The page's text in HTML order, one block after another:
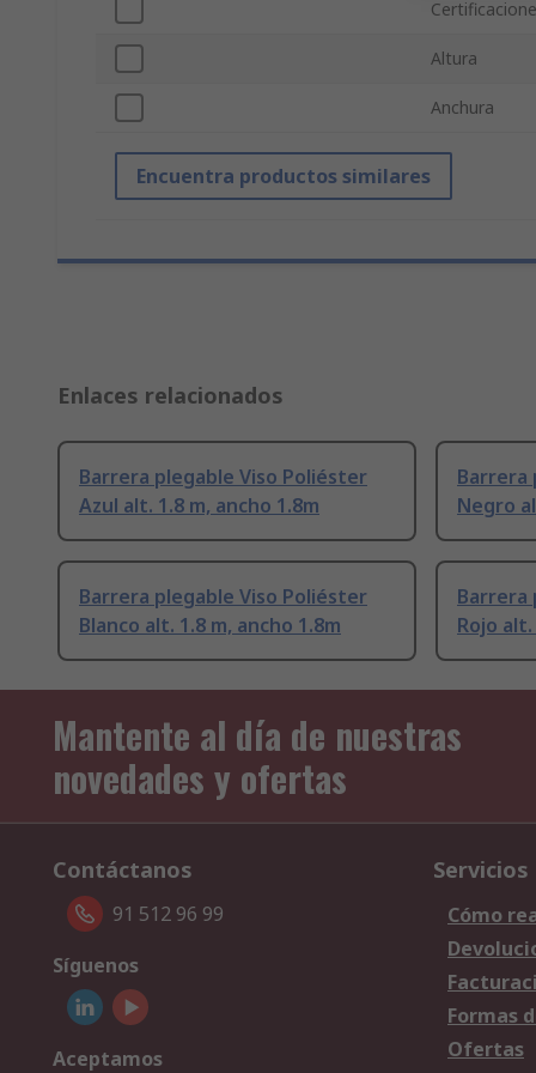
Altura
Anchura
Encuentra productos similares
Enlaces relacionados
Barrera plegable Viso Poliéster
Azul alt. 1.8 m, ancho 1.8m
Barrera
Negro
Barrera plegable Viso Poliéster
Blanco alt. 1.8 m, ancho 1.8m
Barrera
Rojo alt.
Mantente al día de nuestras
novedades y ofertas
Contáctanos
91 512 96 99
Síguenos
Aceptamos
Servicios
Cómo
Formas
Ofertas